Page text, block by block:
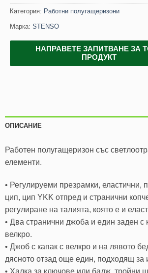
Категория: Работни полугащеризони
Марка: STENSO
НАПРАВЕТЕ ЗАПИТВАНЕ ЗА
ПРОДУКТ
ОПИСАНИЕ
Работен полугащеризон със
елементи.
• Регулируеми презрамки, еластични,
цип, цип YKK отпред и странични
регулиране на талията, която е и
• Два странични джоба и един заден с
велкро.
• Джоб с капак с велкро и на лявото
дясното отзад още един, подходящ за
• Халка за ключове или бадж, тройни